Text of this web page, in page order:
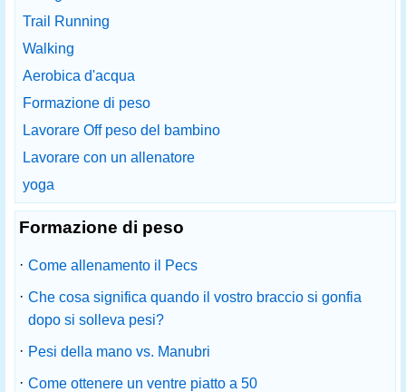
Trail Running
Walking
Aerobica d'acqua
Formazione di peso
Lavorare Off peso del bambino
Lavorare con un allenatore
yoga
Formazione di peso
· Come allenamento il Pecs
· Che cosa significa quando il vostro braccio si gonfia
dopo si solleva pesi?
· Pesi della mano vs. Manubri
· Come ottenere un ventre piatto a 50